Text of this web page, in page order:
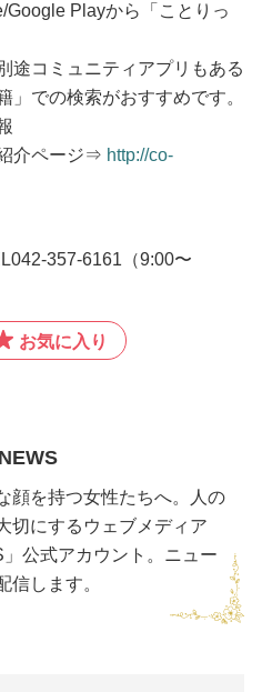
Playから「ことりっ
途コミュニティアプリもある
」での検索がおすすめです。
報
介ページ⇒ http://co-
357-6161（9:00〜
お気に入り
顔を持つ女性たちへ。人の
切にするウェブメディア
」公式アカウント。ニュー
信します。